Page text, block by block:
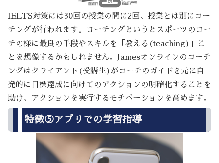
IELTS対策には30回の授業の間に2回、授業とは別にコー
チングが行われます。コーチングというとスポーツのコー
チの様に最良の手段やスキルを「教える(teaching)」こ
とを想像するかもしれません。Jamesオンラインのコーチ
ングはクライアント(受講生)がコーチのガイドを元に自
発的に目標達成に向けてのアクションの明確化することを
助け、アクションを実行するモチベーションを高めます。
特徴⑤アプリでの学習指導